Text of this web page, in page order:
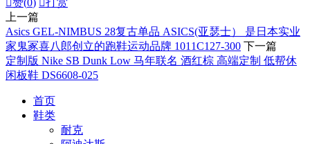
上一篇
Asics GEL-NIMBUS 28复古单品 ASICS(亚瑟士） 是日本实业
家鬼冢喜八郎创立的跑鞋运动品牌 1011C127-300 下一篇
定制版 Nike SB Dunk Low 马年联名 酒红棕 高端定制 低帮休
闲板鞋 DS6608-025
首页
鞋类
耐克